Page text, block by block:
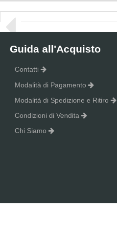
Guida all'Acquisto
Contatti
Modalità di Pagamento
Modalità di Spedizione e Ritiro
Condizioni di Vendita
Chi Siamo